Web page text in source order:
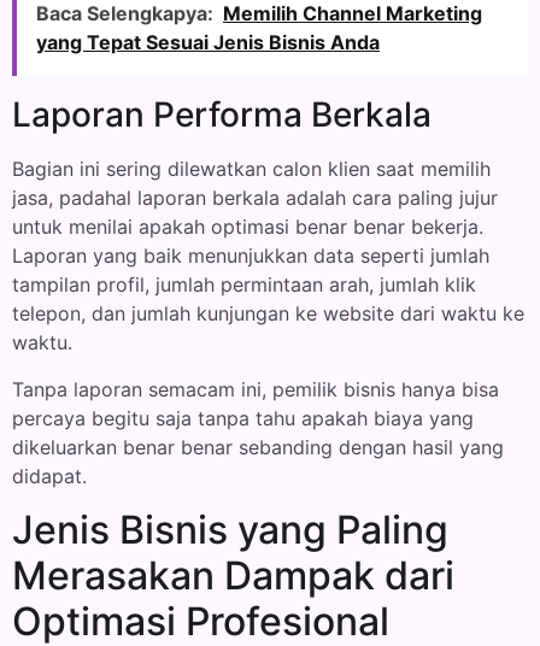
Baca Selengkapya: Memilih Channel Marketing
yang Tepat Sesuai Jenis Bisnis Anda
Laporan Performa Berkala
Bagian ini sering dilewatkan calon klien saat memilih
jasa, padahal laporan berkala adalah cara paling jujur
untuk menilai apakah optimasi benar benar bekerja.
Laporan yang baik menunjukkan data seperti jumlah
tampilan profil, jumlah permintaan arah, jumlah klik
telepon, dan jumlah kunjungan ke website dari waktu ke
waktu.
Tanpa laporan semacam ini, pemilik bisnis hanya bisa
percaya begitu saja tanpa tahu apakah biaya yang
dikeluarkan benar benar sebanding dengan hasil yang
didapat.
Jenis Bisnis yang Paling
Merasakan Dampak dari
Optimasi Profesional